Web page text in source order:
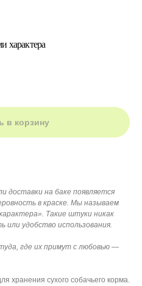
характера
в корзину
доставки на баке появляется
в краске. Мы называем
Такие штуки никак
или удобство использования.
где их примут с любовью —
хранения сухого собачьего корма.